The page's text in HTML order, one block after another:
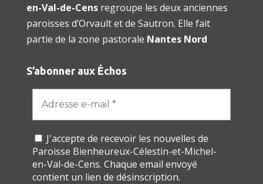
en-Val-de-Censregroupe les deux anciennes
paroisses d’Orvault et de Sautron. Elle fait
partie de la zone pastorale Nantes Nord
S’abonner aux Échos
J'accepte de recevoir les nouvelles de
Paroisse Bienheureux-Célestin-et-Michel-
en-Val-de-Cens. Chaque email envoyé
contient un lien de désinscription.